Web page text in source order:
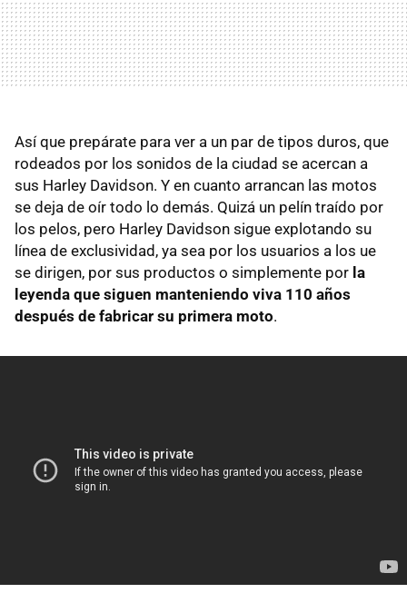
Así que prepárate para ver a un par de tipos duros, que
rodeados por los sonidos de la ciudad se acercan a
sus Harley Davidson. Y en cuanto arrancan las motos
se deja de oír todo lo demás. Quizá un pelín traído por
los pelos, pero Harley Davidson sigue explotando su
línea de exclusividad, ya sea por los usuarios a los ue
se dirigen, por sus productos o simplemente por la
leyenda que siguen manteniendo viva 110 años
después de fabricar su primera moto.